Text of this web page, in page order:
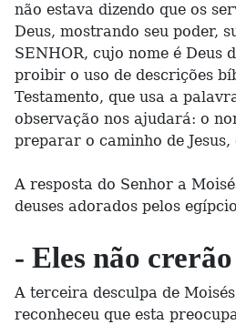
não estava dizendo que os
Deus, mostrando seu poder,
SENHOR, cujo nome é Deus
proibir o uso de descrições
Testamento, que usa a
observação nos ajudará: o
preparar o caminho de Jesus,
A resposta do Senhor a
deuses adorados pelos
- Eles não crerão
A terceira desculpa de
reconheceu que esta